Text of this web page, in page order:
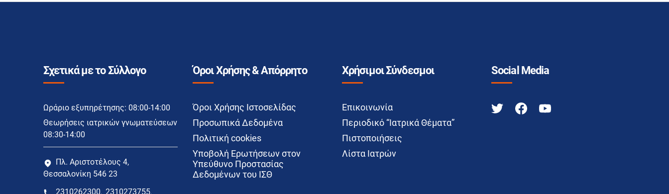
Σχετικά με το Σύλλογο
Ωράριο εξυπηρέτησης: 08:00-14:00
Θεωρήσεις ιατρικών γνωματεύσεων
08:30-14:00
Πλ. Αριστοτέλους 4,
Θεσσαλονίκη 546 23
2310262300, 2310273755,
Όροι Χρήσης & Απόρρητο
Όροι Χρήσης Ιστοσελίδας
Προσωπικά Δεδομένα
Πολιτική cookies
Υποβολή Ερωτήσεων στον
Υπεύθυνο Προστασίας
Δεδομένων του ΙΣΘ
Χρήσιμοι Σύνδεσμοι
Επικοινωνία
Περιοδικό “Ιατρικά Θέματα”
Πιστοποιήσεις
Λίστα Ιατρών
Social Media